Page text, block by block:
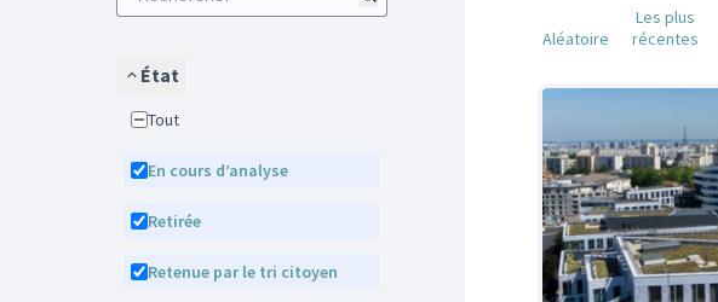
État
Tout
En cours d’analyse
Retirée
Retenue par le tri citoyen
Aléatoire
Les plus
récentes